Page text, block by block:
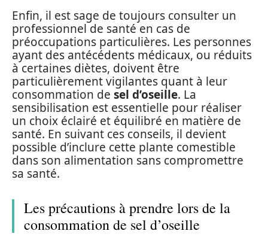
Enfin, il est sage de toujours consulter un
professionnel de santé en cas de
préoccupations particulières. Les personnes
ayant des antécédents médicaux, ou réduits
à certaines diètes, doivent être
particulièrement vigilantes quant à leur
consommation de sel d’oseille. La
sensibilisation est essentielle pour réaliser
un choix éclairé et équilibré en matière de
santé. En suivant ces conseils, il devient
possible d’inclure cette plante comestible
dans son alimentation sans compromettre
sa santé.
Les précautions à prendre lors de la
consommation de sel d’oseille